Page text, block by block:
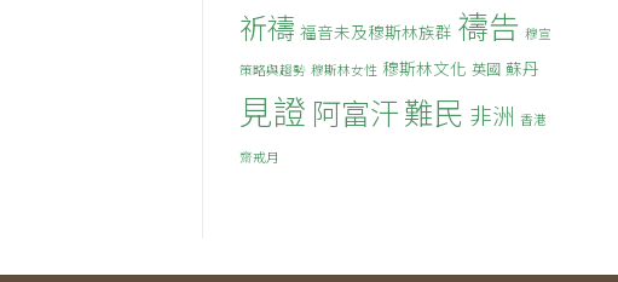
祈禱 福音未及穆斯林族群 禱告 穆宣
策略與趨勢 穆斯林女性 穆斯林文化 英國 蘇丹
見證 阿富汗難民 非洲 香港
齋戒月